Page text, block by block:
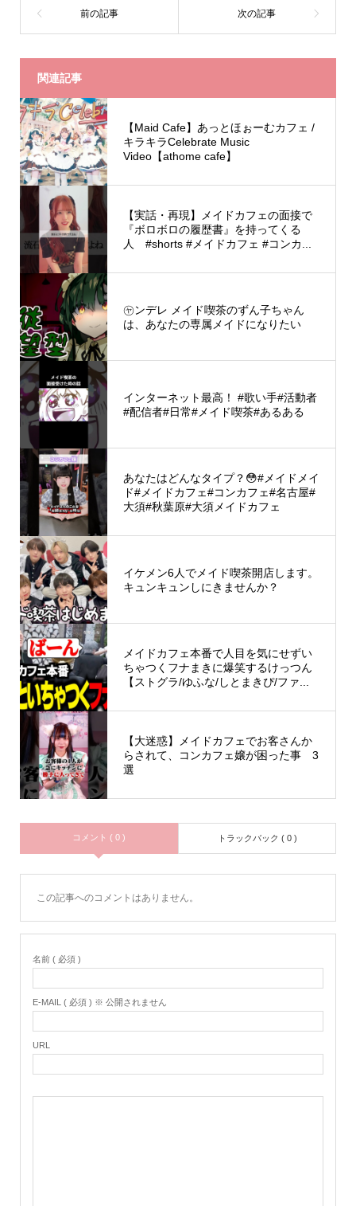
関連記事
【Maid Cafe】あっとほぉーむカフェ /
キラキラCelebrate Music
Video【athome cafe】
【実話・再現】メイドカフェの面接で
『ボロボロの履歴書』を持ってくる
人 #shorts #メイドカフェ #コンカ...
㋳ンデレ メイド喫茶のずん子ちゃん
は、あなたの専属メイドになりたい
インターネット最高！ #歌い手#活動者
#配信者#日常#メイド喫茶#あるある
あなたはどんなタイプ？😳#メイドメイ
ド#メイドカフェ#コンカフェ#名古屋#
大須#秋葉原#大須メイドカフェ
イケメン6人でメイド喫茶開店します。
キュンキュンしにきませんか？
メイドカフェ本番で人目を気にせずい
ちゃつくフナまきに爆笑するけっつん
【ストグラ/ゆふな/しとまきぴ/ファ...
【大迷惑】メイドカフェでお客さんか
らされて、コンカフェ嬢が困った事 3
選
コメント ( 0 ) トラックバック ( 0 )
この記事へのコメントはありません。
名前 ( 必須 )
E-MAIL ( 必須 ) ※ 公開されません
URL